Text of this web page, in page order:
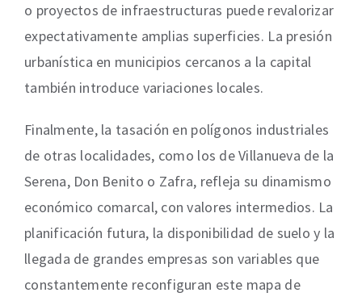
o proyectos de infraestructuras puede revalorizar
expectativamente amplias superficies. La presión
urbanística en municipios cercanos a la capital
también introduce variaciones locales.
Finalmente, la tasación en polígonos industriales
de otras localidades, como los de Villanueva de la
Serena, Don Benito o Zafra, refleja su dinamismo
económico comarcal, con valores intermedios. La
planificación futura, la disponibilidad de suelo y la
llegada de grandes empresas son variables que
constantemente reconfiguran este mapa de